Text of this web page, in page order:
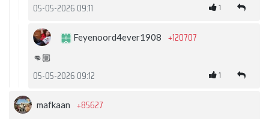
05-05-2026 09:11 1
Feyenoord4ever1908 +120707
👊🏼
05-05-2026 09:12 1
mafkaan +85627